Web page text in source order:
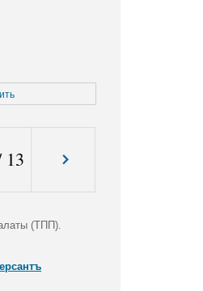
13
(ТПП).